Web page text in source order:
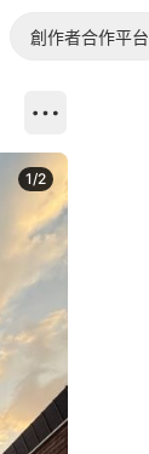
創作者合作平台
1/2